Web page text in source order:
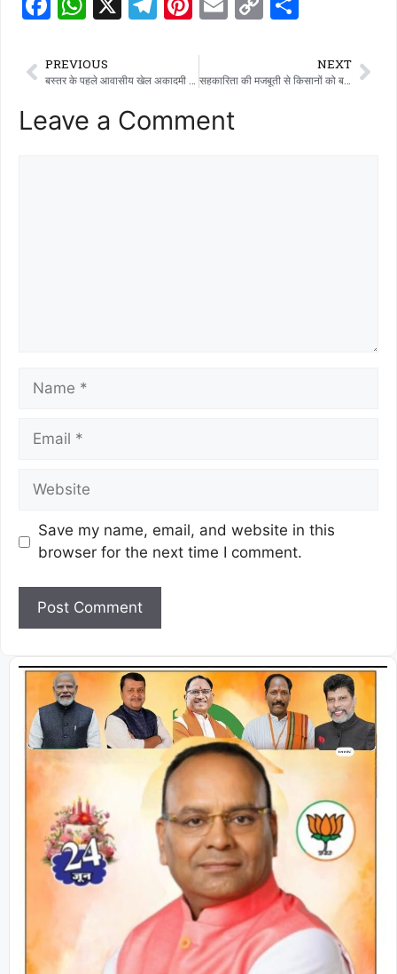
c
e
b
at
s
A
g
ra
te
re
st
l y
ar
e
PREVIOUS
बस्तर के पहले आवासीय खेल अकादमी में प्रवेश के लिए चयन ट्रायल 28-29 मई को
NEXT
सहकारिता की मजबूती से किसानों को बनाया जाए आत्मनिर्भर- मुख्य सचिव विकासशील
Leave a Comment
Save my name, email, and website in this
browser for the next time I comment.